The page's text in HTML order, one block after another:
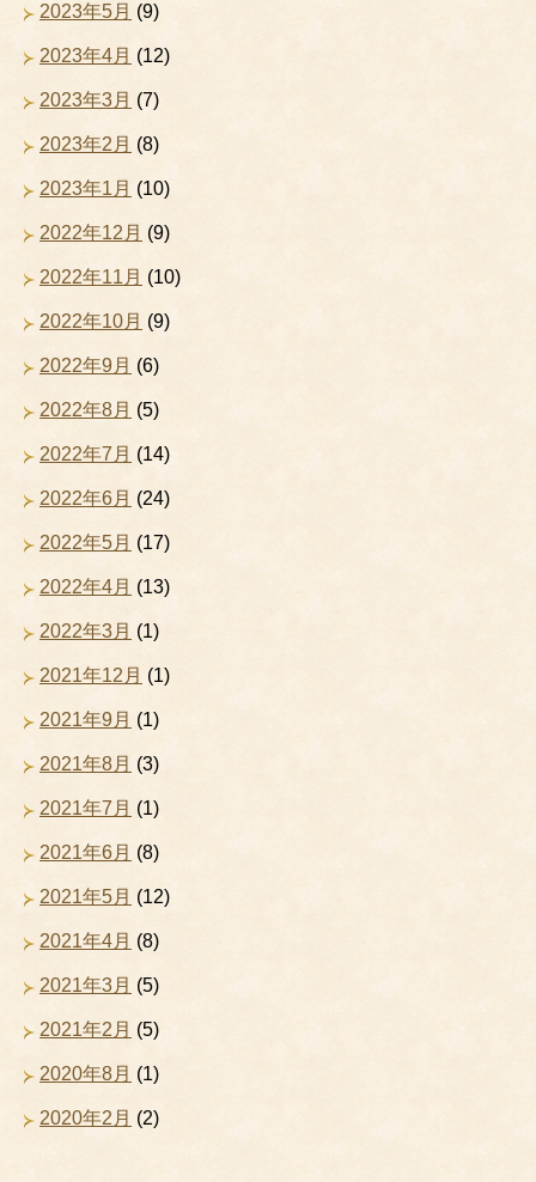
2023年5月 (9)
2023年4月 (12)
2023年3月 (7)
2023年2月 (8)
2023年1月 (10)
2022年12月 (9)
2022年11月 (10)
2022年10月 (9)
2022年9月 (6)
2022年8月 (5)
2022年7月 (14)
2022年6月 (24)
2022年5月 (17)
2022年4月 (13)
2022年3月 (1)
2021年12月 (1)
2021年9月 (1)
2021年8月 (3)
2021年7月 (1)
2021年6月 (8)
2021年5月 (12)
2021年4月 (8)
2021年3月 (5)
2021年2月 (5)
2020年8月 (1)
2020年2月 (2)